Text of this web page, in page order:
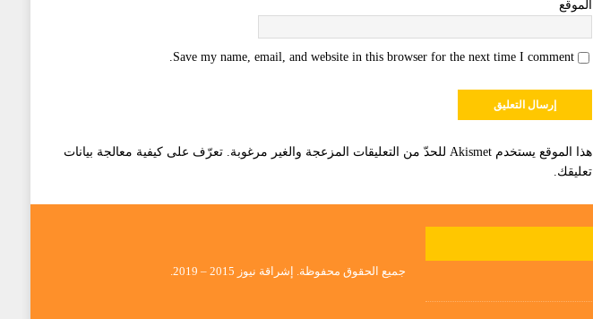
الموقع
Save my name, email, and website in this browser for the next time I comment.
هذا الموقع يستخدم Akismet للحدّ من التعليقات المزعجة والغير مرغوبة.
تعرّف على كيفية معالجة بيانات
تعليقك.
جميع الحقوق محفوظة. إشراقة نيوز 2015 – 2019.